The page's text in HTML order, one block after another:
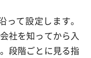
って設定します。
社を知ってから入
段階ごとに見る指